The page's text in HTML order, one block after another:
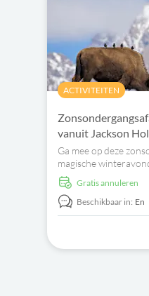
ACTIVITEITEN
vanuit Jackson
Ga mee op deze
magische
Gratis annuleren
Beschikbaar in: En